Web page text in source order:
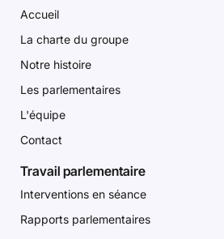
Accueil
La charte du groupe
Notre histoire
Les parlementaires
L'équipe
Contact
Travail parlementaire
Interventions en séance
Rapports parlementaires